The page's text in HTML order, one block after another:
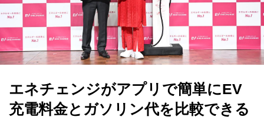
エネチェンジがアプリで簡単にEV
充電料金とガソリン代を比較できる